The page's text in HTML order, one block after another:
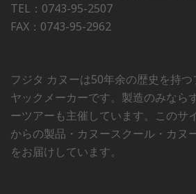
TEL：0743-95-2507
FAX：0743-95-2962
フジタ カヌーは50年余の歴史を持
ヤックメーカーです。製造のみなら
ーツアーも主催しています。このサ
からの製品・カヌースクール・カヌ
をお届けしています。